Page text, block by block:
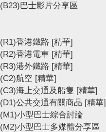
(B23)巴士影片分享區
(R1)香港鐵路 [精華]
(R2)香港電車 [精華]
(R3)港外鐵路 [精華]
(C2)航空 [精華]
(C3)海上交通及船隻 [精華]
(D1)公共交通有關商品 [精華]
(M1)小型巴士綜合討論
(M2)小型巴士多媒體分享區